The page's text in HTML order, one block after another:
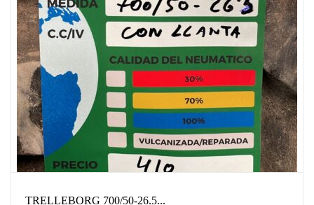
TRELLEBORG 700/50-26.5...